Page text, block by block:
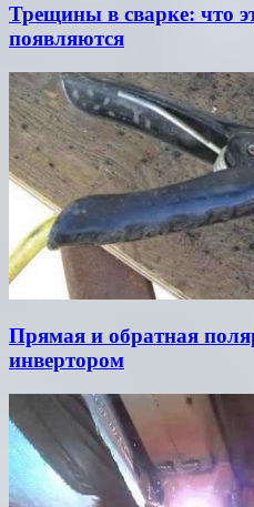
Трещины в сварке: что
появляются
Прямая и обратная
инвертором